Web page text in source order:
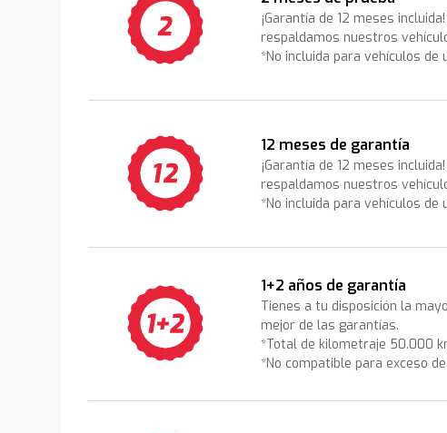
¡Garantía de 12 meses
respaldamos nuestros
*No incluida para vehículos de
12 meses de garantía
¡Garantía de 12 meses
respaldamos nuestros
*No incluida para vehículos de
1+2 años de garantía
Tienes a tu disposición la
mejor de las garantías.
*Total de kilometraje 50.000
*No compatible para exceso